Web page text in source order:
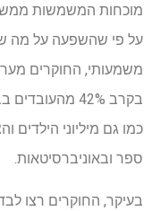
מוכחות המשמשות
על פי שהשפעה על מה
משמעותי, החוקרים
בקרב 42%
כמו גם מיליוני הילדים
ספר ובאוניברסיטאות.
בעיקר, החוקרים רצו